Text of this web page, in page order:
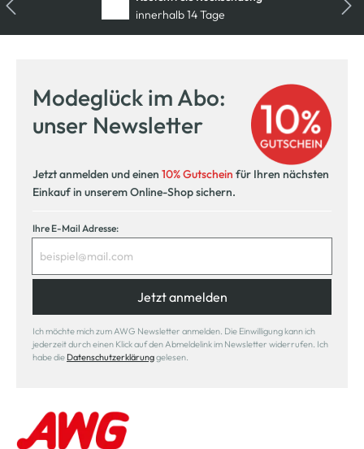
innerhalb 14 Tage
Modeglück im Abo:
unser Newsletter
Jetzt anmelden und einen 10% Gutschein für Ihren nächsten
Einkauf in unserem Online-Shop sichern.
Ihre E-Mail Adresse:
Jetzt anmelden
Ich möchte mich zum AWG Newsletter anmelden. Die Einwilligung kann ich
jederzeit durch einen Klick auf den Abmeldelink im Newsletter widerrufen. Ich
habe die Datenschutzerklärunggelesen.